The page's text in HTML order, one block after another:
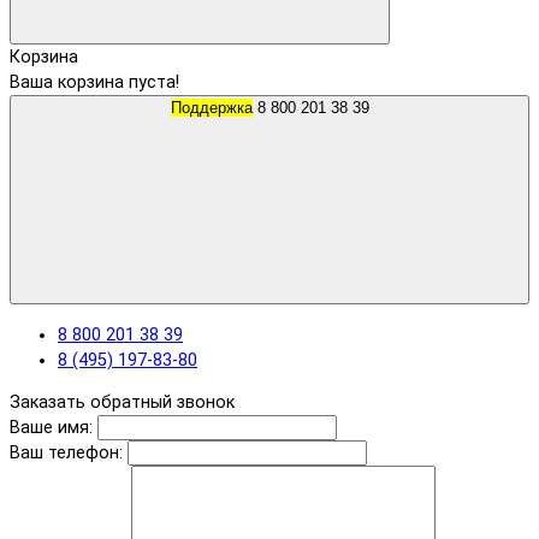
Корзина
Ваша корзина пуста!
Поддержка 8 800 201 38 39
8 800 201 38 39
8 (495) 197-83-80
Заказать обратный звонок
Ваше имя:
Ваш телефон: